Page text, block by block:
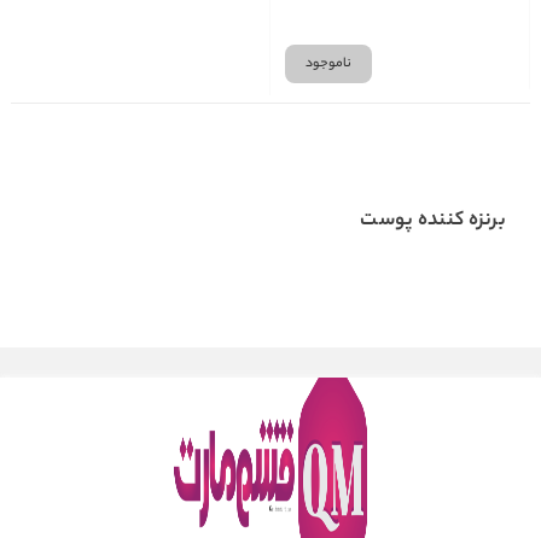
ناموجود
برنزه کننده پوست